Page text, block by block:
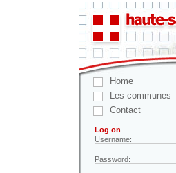
Home
Les communes
Contact
Log on
Username:
Password: